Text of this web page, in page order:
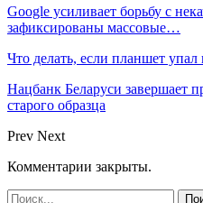
Google усиливает борьбу с
зафиксированы массовые…
Что делать, если планшет
Нацбанк Беларуси завершает
старого образца
Prev Next
Комментарии закрыты.